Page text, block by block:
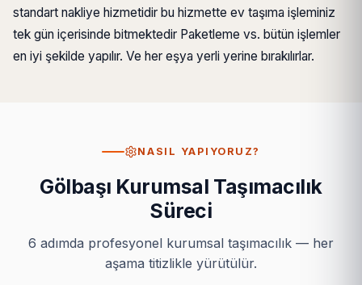
standart nakliye hizmetidir bu hizmette ev taşıma işleminiz
tek gün içerisinde bitmektedir Paketleme vs. bütün işlemler
en iyi şekilde yapılır. Ve her eşya yerli yerine bırakılırlar.
NASIL YAPIYORUZ?
Gölbaşı Kurumsal Taşımacılık
Süreci
6 adımda profesyonel kurumsal taşımacılık — her
aşama titizlikle yürütülür.